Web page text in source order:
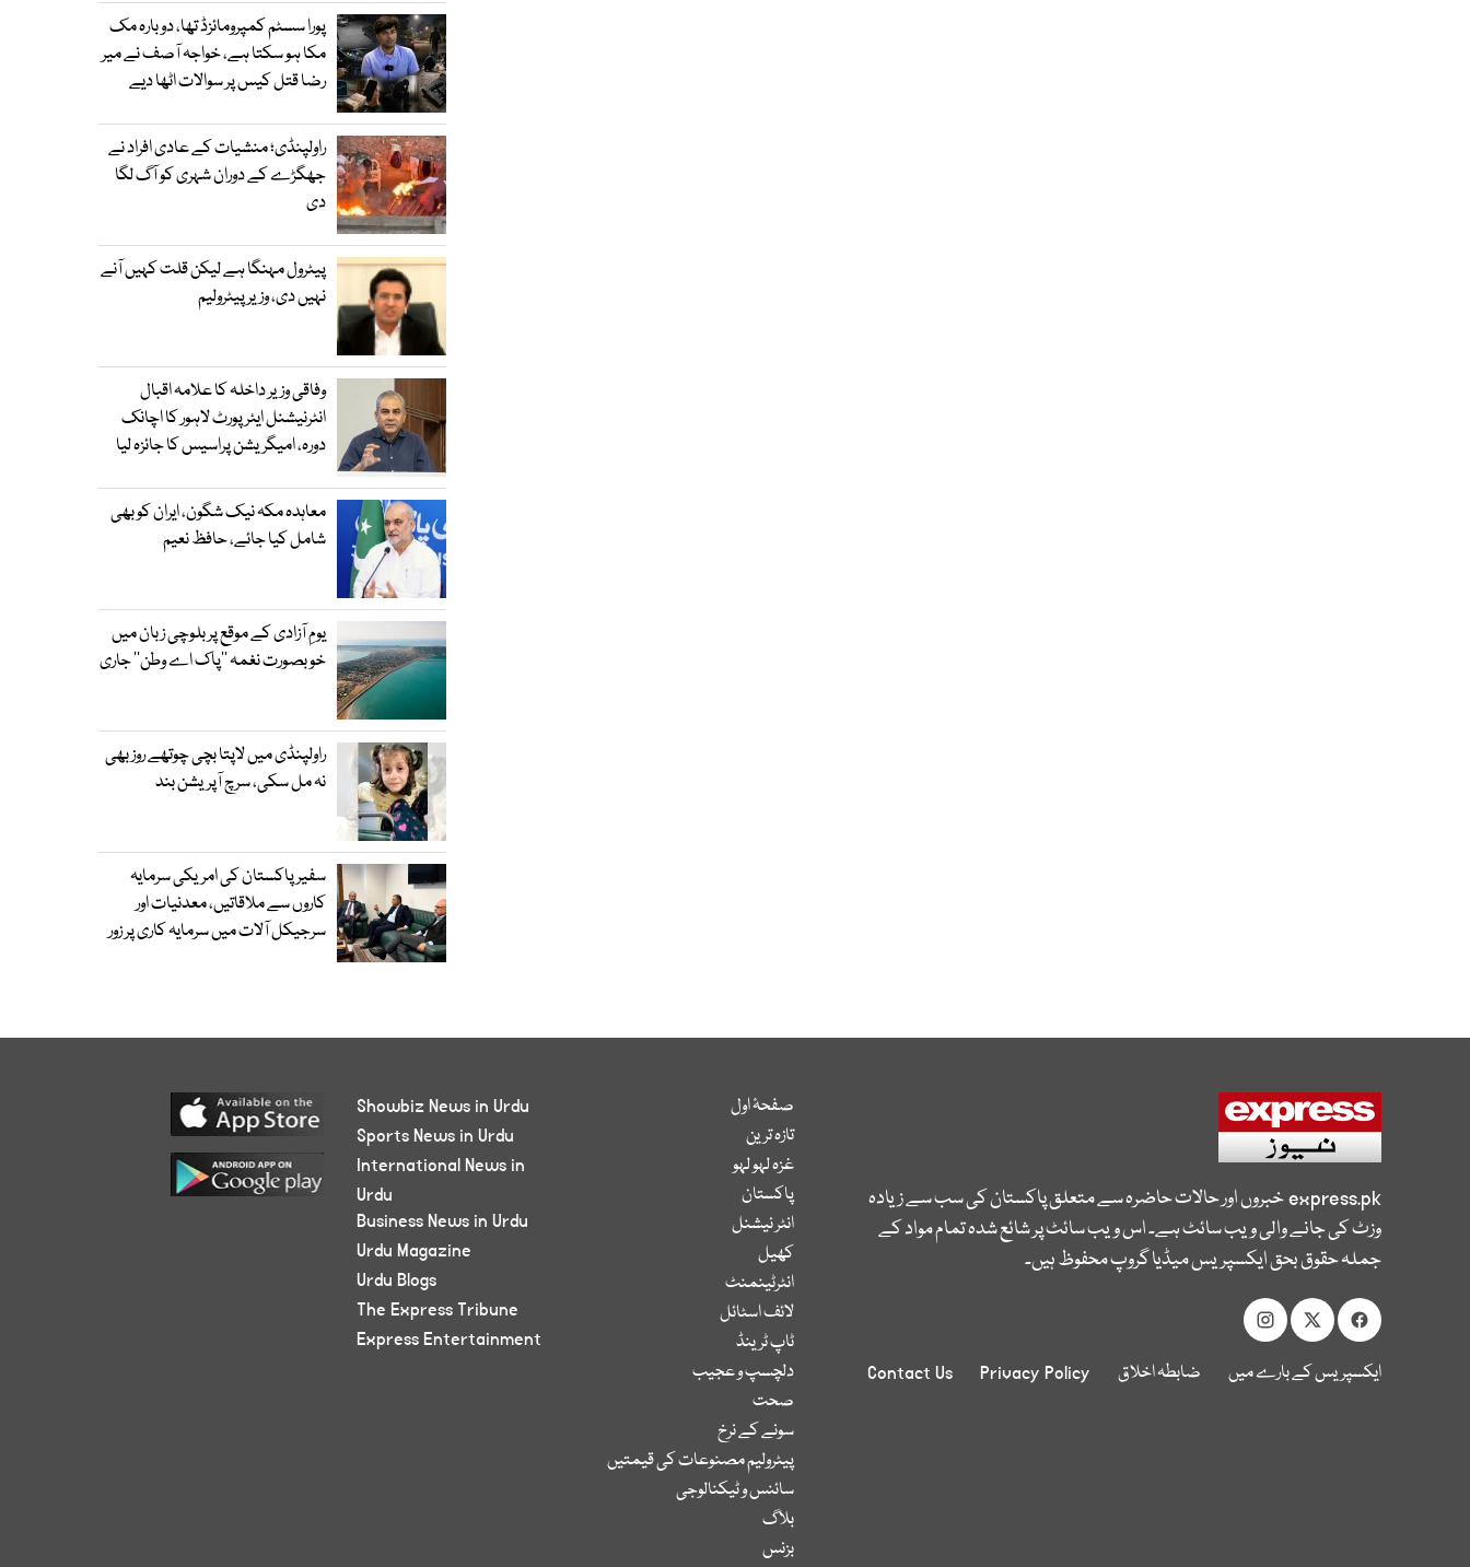
پورا سسٹم کمپرومائزڈ تھا، دوبارہ مک
مکا ہو سکتا ہے، خواجہ آصف نے میر
رضا قتل کیس پر سوالات اٹھا دیے
راولپنڈی؛ منشیات کے عادی افراد نے
جھگڑے کے دوران شہری کو آگ لگا
دی
پیٹرول مہنگا ہے لیکن قلت کہیں آنے
نہیں دی، وزیر پیٹرولیم
وفاقی وزیر داخلہ کا علامہ اقبال
انٹرنیشنل ایئرپورٹ لاہور کا اچانک
دورہ، امیگریشن پراسیس کا جائزہ لیا
معاہدہ مکہ نیک شگون، ایران کو بھی
شامل کیا جائے، حافظ نعیم
یومِ آزادی کے موقع پر بلوچی زبان میں
خوبصورت نغمہ ’’پاک اے وطن‘‘ جاری
راولپنڈی میں لاپتا بچی چوتھے روز بھی
نہ مل سکی، سرچ آپریشن بند
سفیر پاکستان کی امریکی سرمایہ
کاروں سے ملاقاتیں، معدنیات اور
سرجیکل آلات میں سرمایہ کاری پر زور
express.pkخبروں اور حالات حاضرہ سے متعلق پاکستان کی سب سے زیادہ
وزٹ کی جانے والی ویب سائٹ ہے۔ اس ویب سائٹ پر شائع شدہ تمام مواد کے
جملہ حقوق بحق ایکسپریس میڈیا گروپ محفوظ ہیں۔
ایکسپریس کے بارے میں ضابطہ اخلاق Privacy Policy
Contact Us
صفحۂ اول
تازہ ترین
غزہ لہو لہو
پاکستان
انٹر نیشنل
کھیل
انٹرٹینمنٹ
لائف اسٹائل
ٹاپ ٹرینڈ
دلچسپ و عجیب
صحت
سونے کے نرخ
پیٹرولیم مصنوعات کی قیمتیں
سائنس و ٹیکنالوجی
بلاگ
بزنس
Showbiz News in Urdu
Sports News in Urdu
International News in
Urdu
Business News in Urdu
Urdu Magazine
Urdu Blogs
The Express Tribune
Express Entertainment